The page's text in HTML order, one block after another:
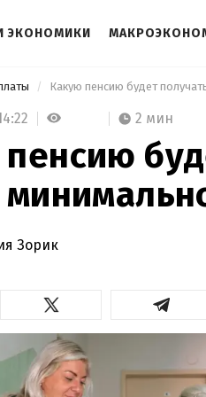
ЭКОНОМИКИ
Какую пенсию будет
2 мин
Зорик